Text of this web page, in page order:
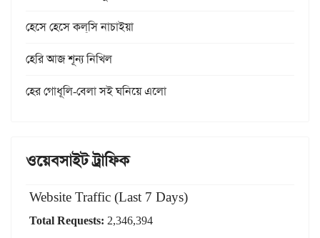
হেসে হেসে কল্‌সি নাচাইয়া
হেরি আজ শূন্য নিখিল
হের গোধূলি-বেলা সই ঘনিয়ে এলো
ওয়েবসাইট ট্রাফিক
Website Traffic (Last 7 Days)
Total Requests: 2,346,394